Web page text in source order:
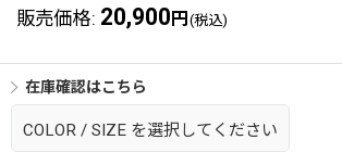
販売価格: 20,900 円 (税込)
在庫確認はこちら
COLOR / SIZE を選択してください